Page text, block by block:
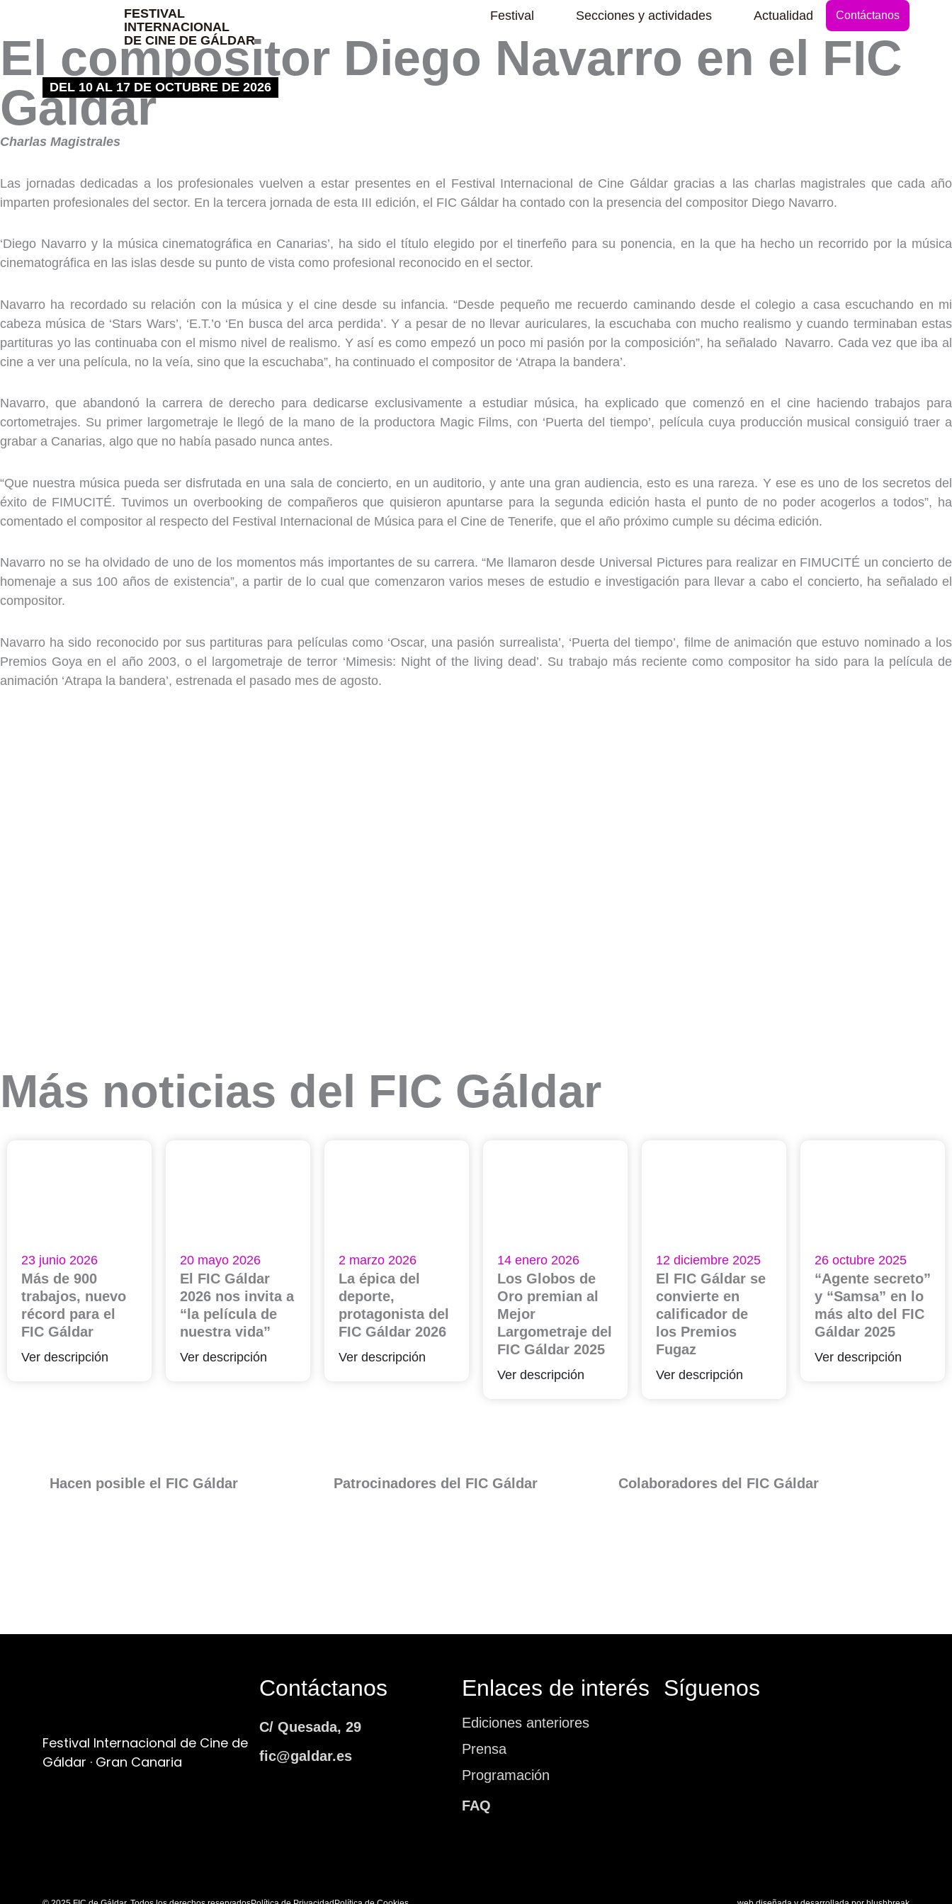
contenido
FESTIVAL
INTERNACIONAL
DE CINE DE GÁLDAR
DEL 10 AL 17 DE OCTUBRE DE 2026
Festival Abrir FestivalSecciones y actividades Abrir Secciones y actividades
Actualidad Contáctanos
El compositor Diego Navarro en el FIC
Gáldar
Charlas Magistrales
Las jornadas dedicadas a los profesionales vuelven a estar presentes en el Festival Internacional de Cine Gáldar gracias a las charlas magistrales que cada año
imparten profesionales del sector. En la tercera jornada de esta III edición, el FIC Gáldar ha contado con la presencia del compositor Diego Navarro.
‘Diego Navarro y la música cinematográfica en Canarias’, ha sido el título elegido por el tinerfeño para su ponencia, en la que ha hecho un recorrido por la música
cinematográfica en las islas desde su punto de vista como profesional reconocido en el sector.
Navarro ha recordado su relación con la música y el cine desde su infancia. “Desde pequeño me recuerdo caminando desde el colegio a casa escuchando en mi
cabeza música de ‘Stars Wars’, ‘E.T.’o ‘En busca del arca perdida’. Y a pesar de no llevar auriculares, la escuchaba con mucho realismo y cuando terminaban estas
partituras yo las continuaba con el mismo nivel de realismo. Y así es como empezó un poco mi pasión por la composición”, ha señalado Navarro. Cada vez que iba al
cine a ver una película, no la veía, sino que la escuchaba”, ha continuado el compositor de ‘Atrapa la bandera’.
Navarro, que abandonó la carrera de derecho para dedicarse exclusivamente a estudiar música, ha explicado que comenzó en el cine haciendo trabajos para
cortometrajes. Su primer largometraje le llegó de la mano de la productora Magic Films, con ‘Puerta del tiempo’, película cuya producción musical consiguió traer a
grabar a Canarias, algo que no había pasado nunca antes.
“Que nuestra música pueda ser disfrutada en una sala de concierto, en un auditorio, y ante una gran audiencia, esto es una rareza. Y ese es uno de los secretos del
éxito de FIMUCITÉ. Tuvimos un overbooking de compañeros que quisieron apuntarse para la segunda edición hasta el punto de no poder acogerlos a todos”, ha
comentado el compositor al respecto del Festival Internacional de Música para el Cine de Tenerife, que el año próximo cumple su décima edición.
Navarro no se ha olvidado de uno de los momentos más importantes de su carrera. “Me llamaron desde Universal Pictures para realizar en FIMUCITÉ un concierto de
homenaje a sus 100 años de existencia”, a partir de lo cual que comenzaron varios meses de estudio e investigación para llevar a cabo el concierto, ha señalado el
compositor.
Navarro ha sido reconocido por sus partituras para películas como ‘Oscar, una pasión surrealista’, ‘Puerta del tiempo’, filme de animación que estuvo nominado a los
Premios Goya en el año 2003, o el largometraje de terror ‘Mimesis: Night of the living dead’. Su trabajo más reciente como compositor ha sido para la película de
animación ‘Atrapa la bandera’, estrenada el pasado mes de agosto.
Más noticias del FIC Gáldar
23 junio 2026
Más de 900
trabajos, nuevo
récord para el
FIC Gáldar
Ver descripción
20 mayo 2026
El FIC Gáldar
2026 nos invita a
“la película de
nuestra vida”
Ver descripción
2 marzo 2026
La épica del
deporte,
protagonista del
FIC Gáldar 2026
Ver descripción
14 enero 2026
Los Globos de
Oro premian al
Mejor
Largometraje del
FIC Gáldar 2025
Ver descripción
12 diciembre 2025
El FIC Gáldar se
convierte en
calificador de
los Premios
Fugaz
Ver descripción
26 octubre 2025
“Agente secreto”
y “Samsa” en lo
más alto del FIC
Gáldar 2025
Ver descripción
Hacen posible el FIC Gáldar Patrocinadores del FIC Gáldar​ Colaboradores del FIC Gáldar
Festival Internacional de Cine de
Gáldar · Gran Canaria
Contáctanos
C/ Quesada, 29
fic@galdar.es
Enlaces de interés
Ediciones anteriores
Prensa
Programación
FAQ
Síguenos